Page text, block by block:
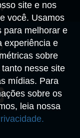
site e nos
você. Usamos
para melhorar e
experiência e
sobre
nesse site
mídias. Para
sobre os
leia nossa